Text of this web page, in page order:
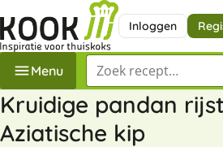
Inloggen
Menu Zoek een recept
Kruidige pandan
Aziatische kip